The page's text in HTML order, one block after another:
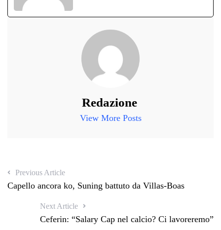
Redazione
View More Posts
Previous Article
Capello ancora ko, Suning battuto da Villas-Boas
Next Article
Ceferin: “Salary Cap nel calcio? Ci lavoreremo”